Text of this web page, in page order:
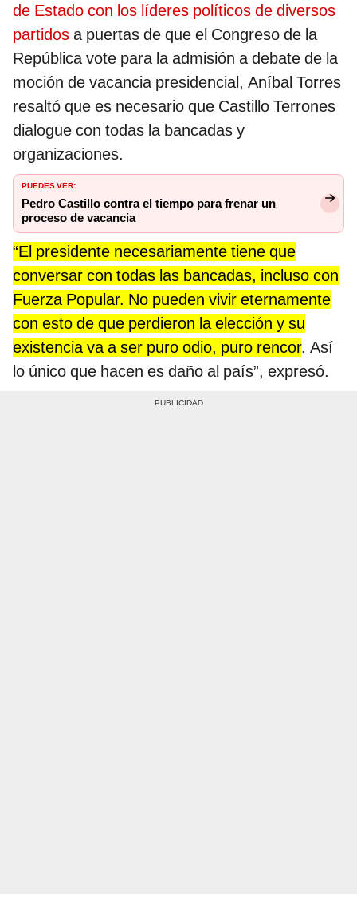
de Estado con los líderes políticos de diversos
partidos a puertas de que el Congreso de la
República vote para la admisión a debate de la
moción de vacancia presidencial, Aníbal Torres
resaltó que es necesario que Castillo Terrones
dialogue con todas la bancadas y
organizaciones.
PUEDES VER:
Pedro Castillo contra el tiempo para frenar un
proceso de vacancia
“El presidente necesariamente tiene que
conversar con todas las bancadas, incluso con
Fuerza Popular. No pueden vivir eternamente
con esto de que perdieron la elección y su
existencia va a ser puro odio, puro rencor. Así
lo único que hacen es daño al país”, expresó.